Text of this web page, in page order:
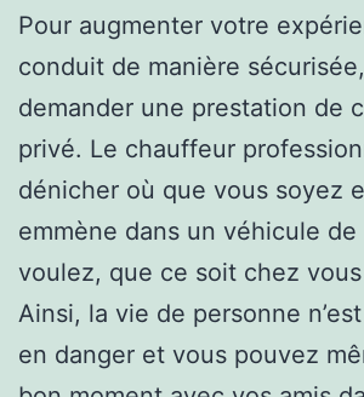
Pour augmenter votre
conduit de manière
demander une prestation de
privé. Le chauffeur
dénicher où que vous soyez
emmène dans un véhicule
voulez, que ce soit chez
Ainsi, la vie de personne
en danger et vous pouvez